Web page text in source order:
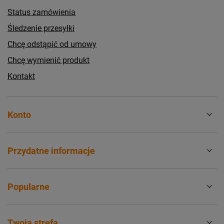
Status zamówienia
Śledzenie przesyłki
Chcę odstąpić od umowy
Chcę wymienić produkt
Kontakt
Konto
Przydatne informacje
Popularne